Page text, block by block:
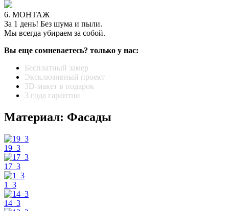
6. МОНТАЖ
За 1 день! Без шума и пыли.
Мы всегда убираем за собой.
Вы еще сомневаетесь? только у нас:
Бесплатный замер
Эксклюзивный проект
3D-макет в подарок
3 года гарантии
Материал: Фасады
19_3
17_3
1_3
14_3